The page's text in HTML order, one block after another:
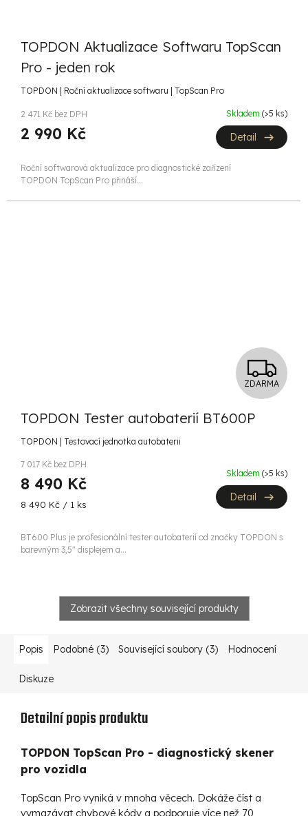
TOPDON Aktualizace Softwaru TopScan
Pro - jeden rok
TOPDON | Roční aktualizace softwaru | TopScan Pro
2 471 Kč bez DPH
2 990 Kč
Skladem (>5 ks)
Detail
Roční softwarová aktualizace pro diagnostické zařízení
TOPDON TopScan Pro přináší...
Z
D
M
A
ZDARMA
TOPDON Tester autobaterií BT600P
TOPDON | Testovací jednotka autobaterii
7 017 Kč bez DPH
8 490 Kč
Měrná
8 490 Kč / 1 ks
Skladem (>5 ks)
Detail
BT600 Plus je profesionální tester autobaterií od značky TOPDON s
barevným 3,5" displejem a...
Zobrazit všechny související produkty
Popis Podobné (3) Související soubory (3) Hodnocení
Diskuze
Detailní popis produktu
TOPDON TopScan Pro - diagnostický skener
pro vozidla
TopScan Pro vyniká v mnoha věcech. Dokáže číst a
vymazávat chybové kódy a podporuje více než 70